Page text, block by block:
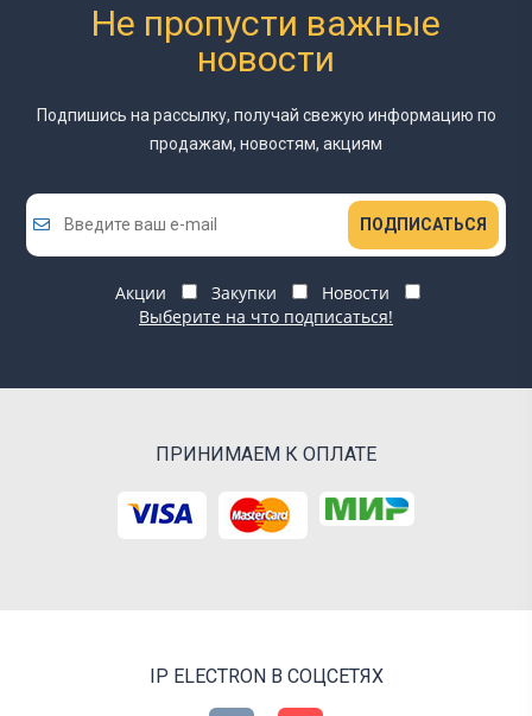
Не пропусти важные
новости
Подпишись на рассылку, получай свежую информацию по
продажам, новостям, акциям
ПОДПИСАТЬСЯ
Акции Закупки
Новости
Выберите на что подписаться!
ПРИНИМАЕМ К ОПЛАТЕ
IP ELECTRON В СОЦСЕТЯХ